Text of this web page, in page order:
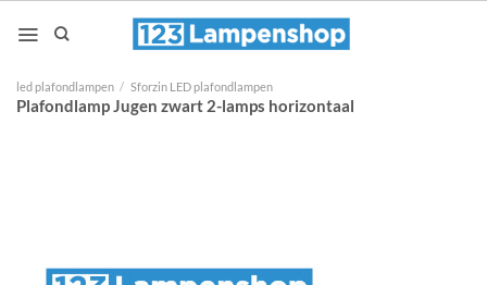
naar
led plafondlampen / Sforzin LED plafondlampen
Plafondlamp Jugen zwart 2-lamps horizontaal